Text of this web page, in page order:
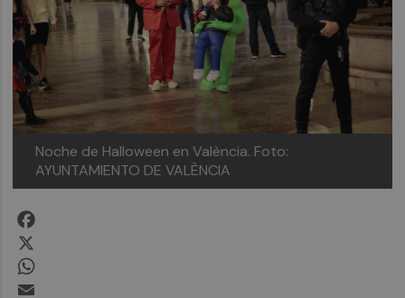
Noche de Halloween en València. Foto:
AYUNTAMIENTO DE VALÈNCIA